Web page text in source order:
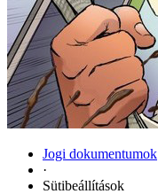
Jogi dokumentumok
·
Sütibeállítások